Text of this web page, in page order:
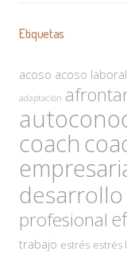
Etiquetas
acoso acoso laboral
adaptación
coach
profesional
trabajo estrés estrés